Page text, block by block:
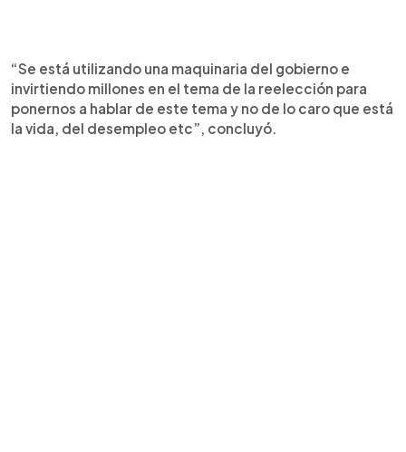
“Se está utilizando una maquinaria del gobierno e
invirtiendo millones en el tema de la reelección para
ponernos a hablar de este tema y no de lo caro que está
la vida, del desempleo etc”, concluyó.